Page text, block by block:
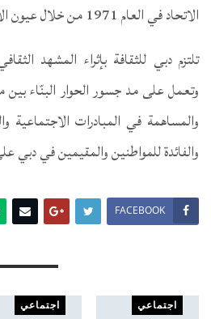
الاتحاد في العام 1971 من خلال عيون الآباء المؤسسين.
تلتزم دبي للثقافة بإثراء المشهد
وتعمل على مد جسور الحوار البنّاء
والمساهمة في المبادرات الاجتماعية
والفائدة للمواطنين والمقيمين في دبي
FACEBOOK
اجتماعي اجتماعي